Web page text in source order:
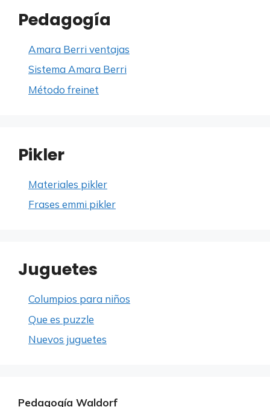
Pedagogía
Amara Berri ventajas
Sistema Amara Berri
Método freinet
Pikler
Materiales pikler
Frases emmi pikler
Juguetes
Columpios para niños
Que es puzzle
Nuevos juguetes
Pedagogía Waldorf